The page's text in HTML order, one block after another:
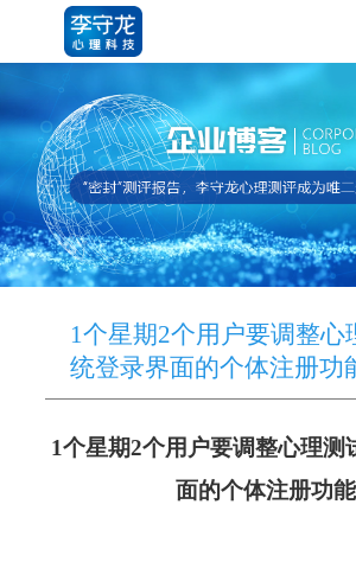
1个星期2个用户要调整心
统登录界面的个体注册功
1个星期2个用户要调整心理测
面的个体注册功能